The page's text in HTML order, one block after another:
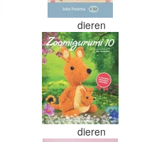
dieren
dieren